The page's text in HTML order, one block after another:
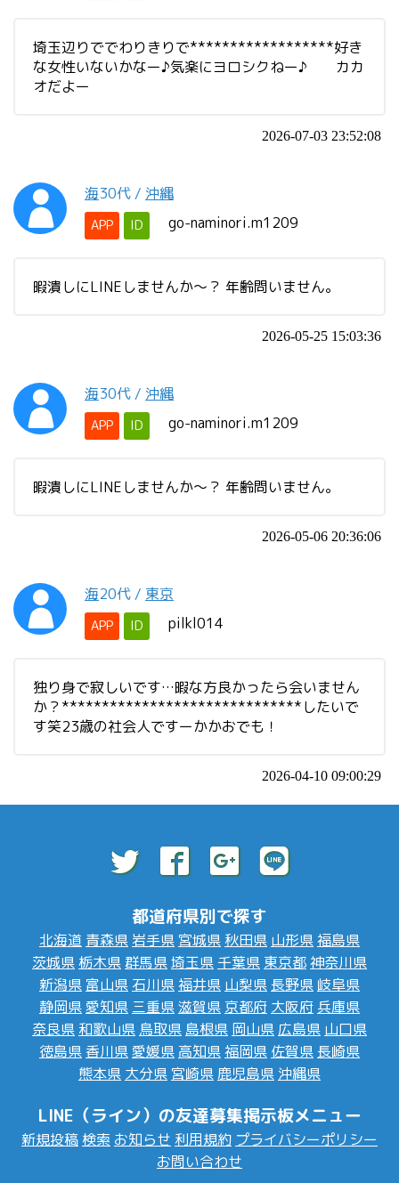
埼玉辺りででわりきりで******************好き
な女性いないかなー♪気楽にヨロシクねー♪ カカ
オだよー
2026-07-03 23:52:08
海30代 / 沖縄
APP ID go-naminori.m1209
暇潰しにLINEしませんか～？ 年齢問いません。
2026-05-25 15:03:36
海30代 / 沖縄
APP ID go-naminori.m1209
暇潰しにLINEしませんか～？ 年齢問いません。
2026-05-06 20:36:06
海20代 / 東京
APP ID pilkl014
独り身で寂しいです…暇な方良かったら会いません
か？******************************したいで
す笑23歳の社会人ですーかかおでも！
2026-04-10 09:00:29
都道府県別で探す
北海道 青森県 岩手県 宮城県 秋田県 山形県福島県
茨城県 栃木県群馬県埼玉県 千葉県 東京都神奈川県
新潟県 富山県 石川県福井県 山梨県 長野県 岐阜県
静岡県愛知県 三重県滋賀県 京都府 大阪府 兵庫県
奈良県 和歌山県 鳥取県 島根県 岡山県 広島県 山口県
徳島県 香川県愛媛県 高知県福岡県 佐賀県 長崎県
熊本県 大分県 宮崎県 鹿児島県 沖縄県
LINE（ライン）の友達募集掲示板メニュー
新規投稿 検索 お知らせ 利用規約 プライバシーポリシー
お問い合わせ